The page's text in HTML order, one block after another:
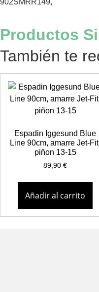
Productos
También te
Espadin Iggesund Blue
Line 90cm, amarre Jet-
piñon 13-15
89,90 €
Añadir al carrito